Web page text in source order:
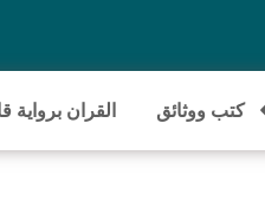
القران برواية كتب ووثائق